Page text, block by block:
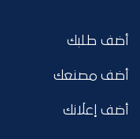
أضف طلبك
أضف مصنعك
أضف إعلانك